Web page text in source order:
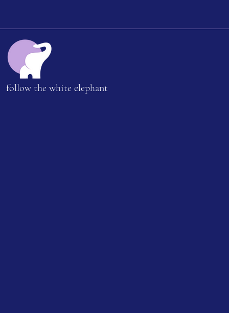
follow the white elephant